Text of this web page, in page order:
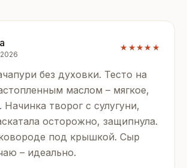
★★★★★
без духовки. Тесто на
маслом – мягкое,
творог с сулугуни,
осторожно, защипнула.
под крышкой. Сыр
– идеально.